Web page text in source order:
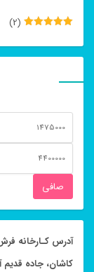
(2)
صافی
آدرس کـارخانه
کاشان، جاده